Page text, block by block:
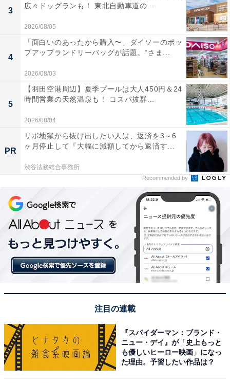
3
広々ドッグランも！ 東北自動車道の...
2026/08/05
4
「面白いのあったから購入〜」ダイソーのポッ
プアップランドリーバッグが話題。“さま...
2026/08/03
5
【羽田空港周辺】夏季プールは大人450円＆24
時間営業の天然温泉も！ コスパ抜群...
2026/08/04
PR
リボ地獄から抜け出したい人は、返済を3～6
ヶ月停止して『大幅に減額してから返済す...
渋谷法務総合事務所
Recommended by
注目の連載
『スパイダーマン：ブランド・
ニュー・デイ』が「史上もっと
も優しいヒーロー映画」になっ
た理由。予習したい作品は？